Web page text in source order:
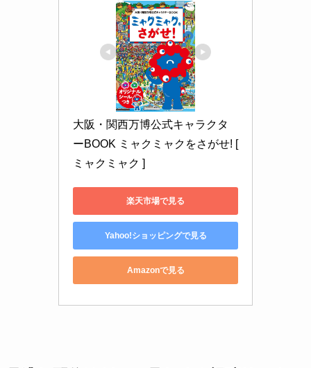
大阪・関西万博公式キャラクタ
ーBOOK ミャクミャクをさがせ! [
ミャクミャク ]
楽天市場で見る
Yahoo!ショッピングで見る
Amazonで見る